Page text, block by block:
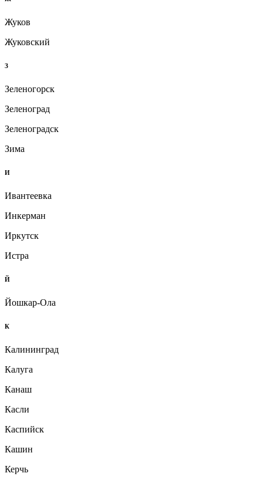
Жуков
Жуковский
З
Зеленогорск
Зеленоград
Зеленоградск
Зима
И
Ивантеевка
Инкерман
Иркутск
Истра
Й
Йошкар-Ола
К
Калининград
Калуга
Канаш
Касли
Каспийск
Кашин
Керчь